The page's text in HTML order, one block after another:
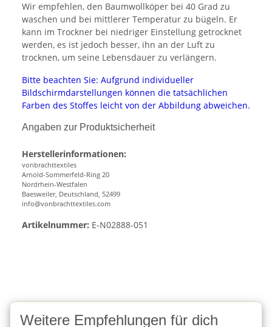
Wir empfehlen, den Baumwollköper bei 40 Grad zu
waschen und bei mittlerer Temperatur zu bügeln. Er
kann im Trockner bei niedriger Einstellung getrocknet
werden, es ist jedoch besser, ihn an der Luft zu
trocknen, um seine Lebensdauer zu verlängern.
Bitte beachten Sie: Aufgrund individueller
Bildschirmdarstellungen können die tatsächlichen
Farben des Stoffes leicht von der Abbildung abweichen.
Angaben zur Produktsicherheit
Herstellerinformationen:
vonbrachttextiles
Arnold-Sommerfeld-Ring 20
Nordrhein-Westfalen
Baesweiler, Deutschland, 52499
info@vonbrachttextiles.com
Artikelnummer: E-N02888-051
Weitere Empfehlungen für dich